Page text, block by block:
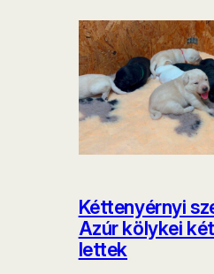
Kéttenyérnyi
Azúr kölykei
lettek